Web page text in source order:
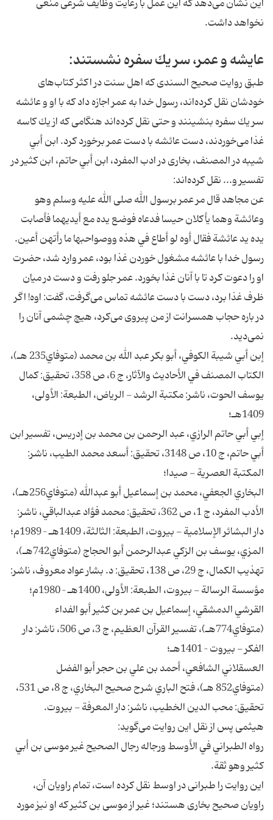
اين نشان مى‌دهد كه اين عمل با رعايت وظايف شرعى منعى
نخواهد داشت.
عايشه و عمر، سر يك سفره نشستند:
طبق روايت صحيح السندى كه اهل سنت در اكثر كتاب‌هاى
خودشان نقل كرده‌اند، رسول خدا به عمر اجازه داد كه با او و عائشه
سر يك سفره بنشينند و حتى نقل كرده‌اند هنگامى كه از يك كاسه
غذا مى‌خوردند، دست عائشه با دست عمر برخورد كرد. ابن أبي
شيبه در المصنف، بخارى در ادب المفرد، ابن أبي حاتم، ابن كثير در
تفسير و... نقل كرده‌اند:
عن مجاهد قال مر عمر برسول الله صلى الله عليه وسلم وهو
وعائشة وهما يأكلان حيسا فدعاه فوضع يده مع أيديهما فأصابت
يده يد عائشة فقال أوه لو أطاع في هذه ووصواحبها ما رأتهن أعين.
رسول خدا با عائشه مشغول خوردن غذا بود، عمر وارد شد، حضرت
او را دعوت كرد تا با آنان غذا بخورد. عمر جلو رفت و دست در ميان
ظرف غذا برد، دست با دست عائشه تماس مى‌گرفت، گفت: اوه! اگر
در باره حجاب همسرانت از من پيروى مى‌كرد، هيچ چشمى آنان را
نمى‌ديد.
إبن أبي شيبة الكوفي، أبو بكر عبد الله بن محمد (متوفاي235 هـ)،
الكتاب المصنف في الأحاديث والآثار، ج 6، ص 358، تحقيق: كمال
يوسف الحوت، ناشر: مكتبة الرشد - الرياض، الطبعة: الأولى،
1409هـ؛
إبي أبي حاتم الرازي، عبد الرحمن بن محمد بن إدريس، تفسير ابن
أبي حاتم، ج 10، ص 3148، تحقيق: أسعد محمد الطيب، ناشر:
المكتبة العصرية - صيدا؛
البخاري الجعفي، محمد بن إسماعيل أبو عبدالله (متوفاي256هـ)،
الأدب المفرد، ج 1، ص 362، تحقيق: محمد فؤاد عبدالباقي، ناشر:
دار البشائر الإسلامية - بيروت، الطبعة: الثالثة، 1409هـ – 1989م؛
المزي، يوسف بن الزكي عبدالرحمن أبو الحجاج (متوفاي742هـ)،
تهذيب الكمال، ج 29، ص 138، تحقيق: د. بشار عواد معروف، ناشر:
مؤسسة الرسالة - بيروت، الطبعة: الأولى، 1400هـ – 1980م؛
القرشي الدمشقي، إسماعيل بن عمر بن كثير أبو الفداء
(متوفاي774هـ)، تفسير القرآن العظيم، ج 3، ص 506، ناشر: دار
الفكر - بيروت – 1401هـ؛
العسقلاني الشافعي، أحمد بن علي بن حجر أبو الفضل
(متوفاي852 هـ)، فتح الباري شرح صحيح البخاري، ج 8، ص 531،
تحقيق: محب الدين الخطيب، ناشر: دار المعرفة - بيروت.
هيثمى پس از نقل اين روايت مى‌گويد:
رواه الطبراني في الأوسط ورجاله رجال الصحيح غير موسى بن أبي
كثير وهو ثقة.
اين روايت را طبرانى در اوسط نقل كرده است، تمام راويان آن،
راويان صحيح بخارى هستند؛ غير از موسى بن كثير كه او نيز مورد